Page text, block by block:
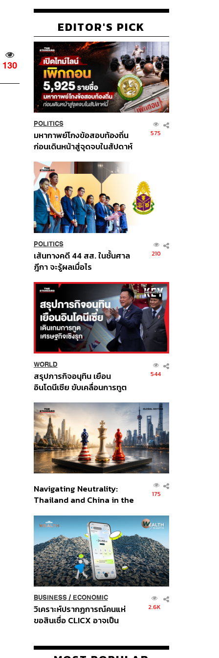
130
EDITOR'S PICK
POLITICS
มหากาพย์โกงข้อสอบท้องถิ่น
ก่อนเดินหน้าสู่จุดจบในสัปดาห์
575
POLITICS
เส้นทางคดี 44 สส. ในชั้นศาล
ฎีกา จะรู้ผลเมื่อไร
210
WORLD
สรุปภารกิจอนุทิน เยือน
อินโดนีเซีย ขับเคลื่อนการทูต
ส่วนยุทธศาสตร์ไทย –
อินโดนีเซีย
544
Navigating Neutrality:
Thailand and China in the
Order
175
BUSINESS/ ECONOMIC
วิเคราะห์ปรากฏการณ์คนแห่
ขอสินเชื่อ CLICX อาจเป็น
ปัญหาหนี้ครัวเรือนไทยที่ถูกซุก
2.6K